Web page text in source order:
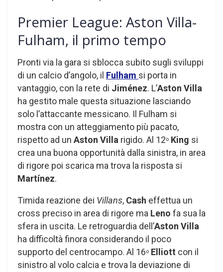
Premier League: Aston Villa-
Fulham, il primo tempo
Pronti via la gara si sblocca subito sugli sviluppi
di un calcio d’angolo, il Fulham si porta in
vantaggio, con la rete di Jiménez. L’Aston Villa
ha gestito male questa situazione lasciando
solo l’attaccante messicano. Il Fulham si
mostra con un atteggiamento più pacato,
rispetto ad un Aston Villa rigido. Al 12o King si
crea una buona opportunità dalla sinistra, in area
di rigore poi scarica ma trova la risposta si
Martínez.
Timida reazione dei Villans, Cash effettua un
cross preciso in area di rigore ma Leno fa sua la
sfera in uscita. Le retroguardia dell’Aston Villa
ha difficoltà finora considerando il poco
supporto del centrocampo. Al 16o Elliott con il
sinistro al volo calcia e trova la deviazione di